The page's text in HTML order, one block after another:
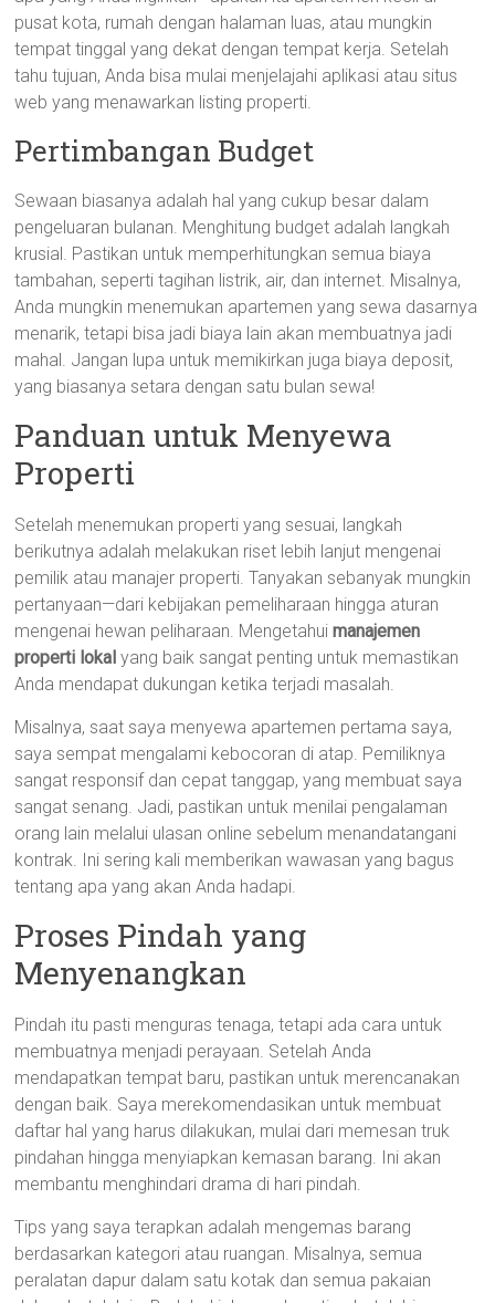
pusat kota, rumah dengan halaman luas, atau mungkin
tempat tinggal yang dekat dengan tempat kerja. Setelah
tahu tujuan, Anda bisa mulai menjelajahi aplikasi atau situs
web yang menawarkan listing properti.
Pertimbangan Budget
Sewaan biasanya adalah hal yang cukup besar dalam
pengeluaran bulanan. Menghitung budget adalah langkah
krusial. Pastikan untuk memperhitungkan semua biaya
tambahan, seperti tagihan listrik, air, dan internet. Misalnya,
Anda mungkin menemukan apartemen yang sewa dasarnya
menarik, tetapi bisa jadi biaya lain akan membuatnya jadi
mahal. Jangan lupa untuk memikirkan juga biaya deposit,
yang biasanya setara dengan satu bulan sewa!
Panduan untuk Menyewa
Properti
Setelah menemukan properti yang sesuai, langkah
berikutnya adalah melakukan riset lebih lanjut mengenai
pemilik atau manajer properti. Tanyakan sebanyak mungkin
pertanyaan—dari kebijakan pemeliharaan hingga aturan
mengenai hewan peliharaan. Mengetahuimanajemen
properti lokal yang baik sangat penting untuk memastikan
Anda mendapat dukungan ketika terjadi masalah.
Misalnya, saat saya menyewa apartemen pertama saya,
saya sempat mengalami kebocoran di atap. Pemiliknya
sangat responsif dan cepat tanggap, yang membuat saya
sangat senang. Jadi, pastikan untuk menilai pengalaman
orang lain melalui ulasan online sebelum menandatangani
kontrak. Ini sering kali memberikan wawasan yang bagus
tentang apa yang akan Anda hadapi.
Proses Pindah yang
Menyenangkan
Pindah itu pasti menguras tenaga, tetapi ada cara untuk
membuatnya menjadi perayaan. Setelah Anda
mendapatkan tempat baru, pastikan untuk merencanakan
dengan baik. Saya merekomendasikan untuk membuat
daftar hal yang harus dilakukan, mulai dari memesan truk
pindahan hingga menyiapkan kemasan barang. Ini akan
membantu menghindari drama di hari pindah.
Tips yang saya terapkan adalah mengemas barang
berdasarkan kategori atau ruangan. Misalnya, semua
peralatan dapur dalam satu kotak dan semua pakaian